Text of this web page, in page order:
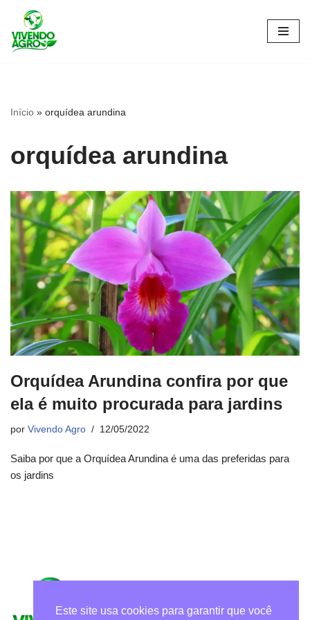
Pular
para
Início » orquídea arundina
orquídea arundina
Orquídea Arundina confira por que
ela é muito procurada para jardins
por Vivendo Agro 12/05/2022
Saiba por que a Orquídea Arundina é uma das preferidas para
os jardins
Este site usa cookies para garantir que você